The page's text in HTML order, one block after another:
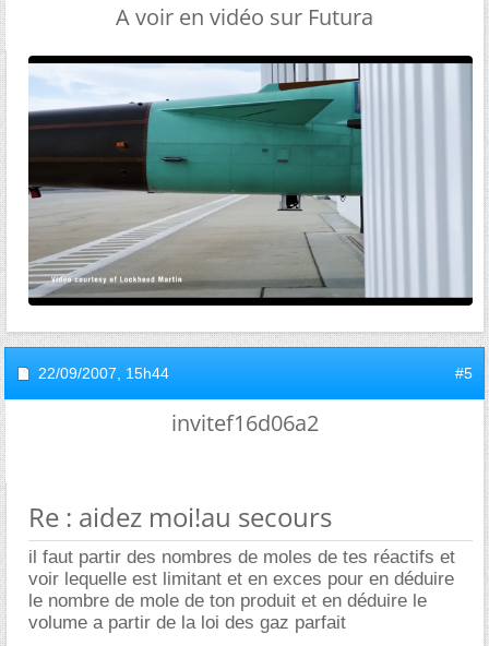
A voir en vidéo sur Futura
22/09/2007, 15h44 #5
invitef16d06a2
Re : aidez moi!au secours
il faut partir des nombres de moles de tes réactifs et
voir lequelle est limitant et en exces pour en déduire
le nombre de mole de ton produit et en déduire le
volume a partir de la loi des gaz parfait